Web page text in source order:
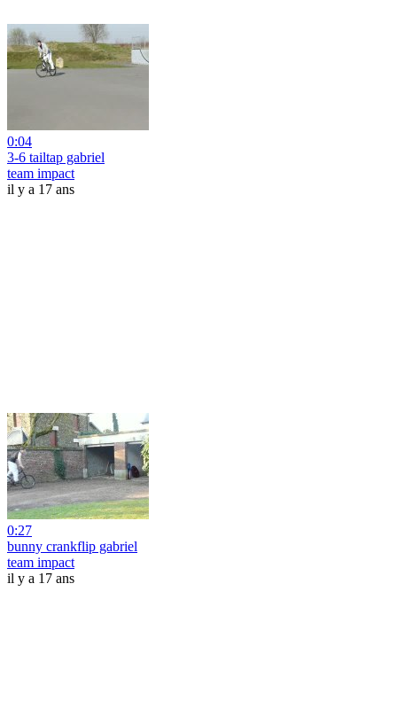
0:04
3-6 tailtap gabriel
team impact
il y a 17 ans
0:27
bunny crankflip gabriel
team impact
il y a 17 ans